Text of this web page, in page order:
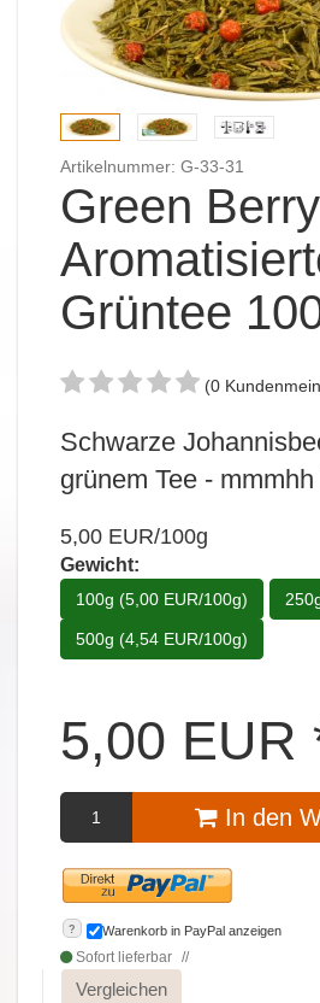
Artikelnummer: G-33-31
Green Berry
Grüntee
(0
Schwarze
grünem Tee -
5,00 EUR/100g
Gewicht:
100g (5,00 EUR/100g)
500g (4,54 EUR/100g)
5,00 EUR
In den
? Warenkorb in PayPal anzeigen
Sofort lieferbar
Vergleichen